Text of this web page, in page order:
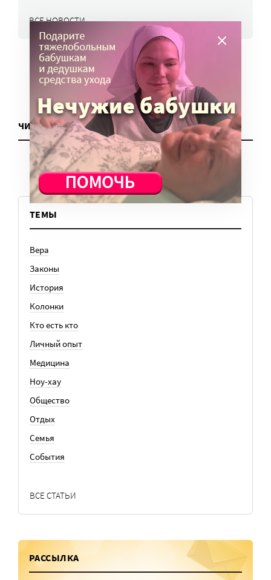
ВСЕ НОВОСТИ
ЧИТАТЬ ЕЩЕ
ТЕМЫ
Вера
Законы
История
Колонки
Кто есть кто
Личный опыт
Медицина
Ноу-хау
Общество
Отдых
Семья
События
ВСЕ СТАТЬИ
РАССЫЛКА